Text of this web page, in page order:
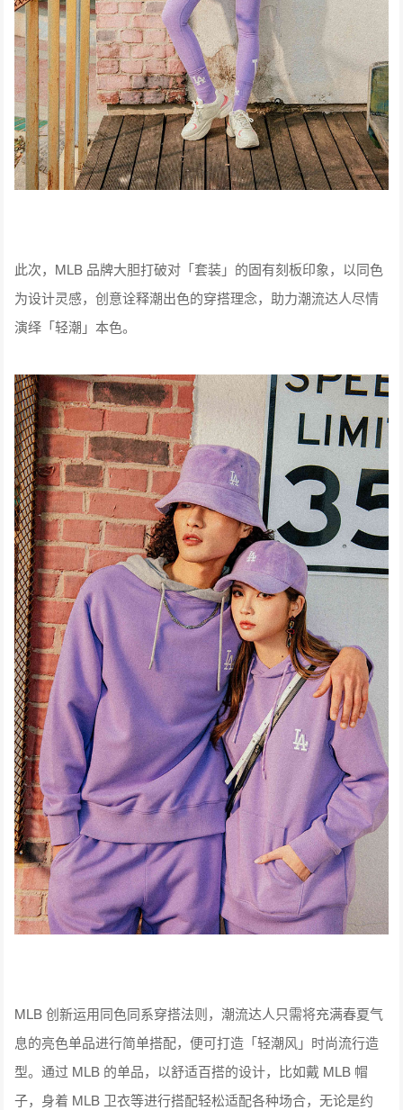
此次，MLB 品牌大胆打破对「套装」的固有刻板印象，以同色
为设计灵感，创意诠释潮出色的穿搭理念，助力潮流达人尽情
演绎「轻潮」本色。
MLB 创新运用同色同系穿搭法则，潮流达人只需将充满春夏气
息的亮色单品进行简单搭配，便可打造「轻潮风」时尚流行造
型。通过 MLB 的单品，以舒适百搭的设计，比如戴 MLB 帽
子，身着 MLB 卫衣等进行搭配轻松适配各种场合，无论是约